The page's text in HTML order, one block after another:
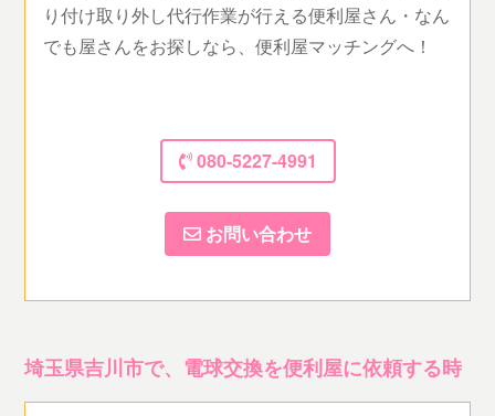
り付け取り外し代行作業が行える便利屋さん・なん
でも屋さんをお探しなら、便利屋マッチングへ！
080-5227-4991
お問い合わせ
埼玉県吉川市で、電球交換を便利屋に依頼する時